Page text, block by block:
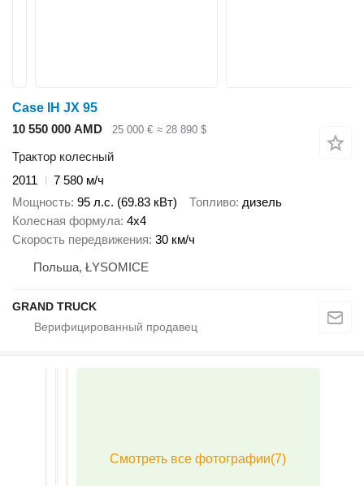
Case IH JX 95
10 550 000 AMD
25 000 € ≈ 28 890 $
Трактор колесный
2011
7 580 м/ч
Мощность 95 л.с. (69.83 кВт) Топливо дизель
Колесная формула 4x4
Скорость передвижения 30 км/ч
Польша, ŁYSOMICE
GRAND TRUCK